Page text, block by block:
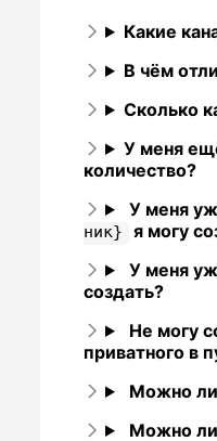
Какие
В чём
Сколько
У меня
количество?
У меня
ник}
я могу
У меня
создать?
Не могу
приватного в
Можно ли
Можно ли